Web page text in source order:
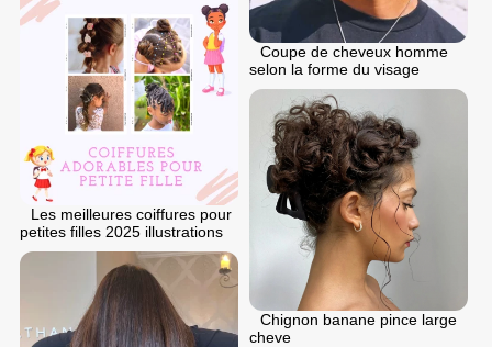
Coupe de cheveux homme
selon la forme du visage
Les meilleures coiffures pour
petites filles 2025 illustrations
Chignon banane pince large
cheve